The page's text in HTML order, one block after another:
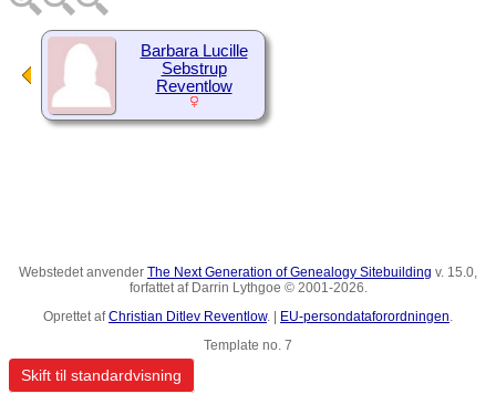
Barbara Lucille
Sebstrup
Reventlow
Webstedet anvender The Next Generation of Genealogy Sitebuilding v. 15.0,
forfattet af Darrin Lythgoe © 2001-2026.
Oprettet afChristian Ditlev Reventlow. | EU-persondataforordningen.
Template no. 7
Skift til standardvisning